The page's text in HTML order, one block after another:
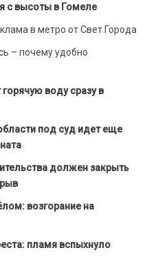
с высоты в Гомеле
в метро от Свет Города
– почему удобно
воду сразу в
под суд идет еще
должен закрыть
возгорание на
пламя вспыхнуло